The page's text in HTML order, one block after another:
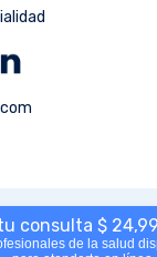
consulta $
de la salud